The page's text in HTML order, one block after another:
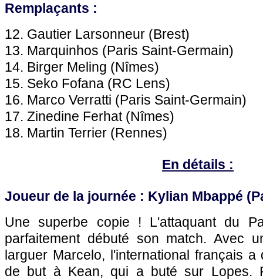
Remplaçants :
12. Gautier Larsonneur (Brest)
13. Marquinhos (Paris Saint-Germain)
14. Birger Meling (Nîmes)
15. Seko Fofana (RC Lens)
16. Marco Verratti (Paris Saint-Germain)
17. Zinedine Ferhat (Nîmes)
18. Martin Terrier (Rennes)
En détails :
Joueur de la journée : Kylian Mbappé
Une superbe copie ! L'attaquant du
parfaitement débuté son match. Avec
larguer Marcelo, l'international français
de but à Kean, qui a buté sur Lopes.